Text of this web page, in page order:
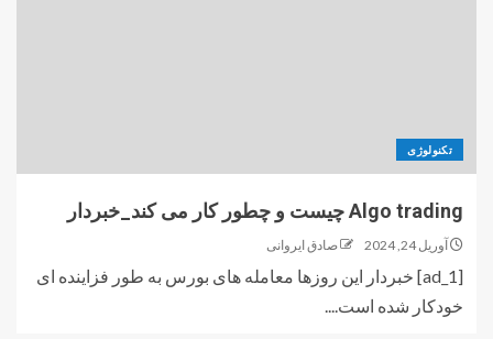
تکنولوژی
Algo trading چیست و چطور کار می کند_خبردار
آوریل 24, 2024 صادق ایروانی
[ad_1] خبردار این روزها معامله های بورس به طور فزاینده ای
خودکار شده است....